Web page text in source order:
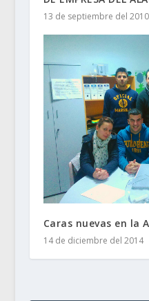
13 de septiembre del 2010
Caras nuevas en la
14 de diciembre del 2014